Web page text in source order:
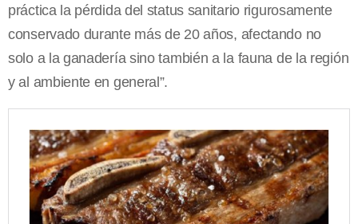
práctica la pérdida del status sanitario rigurosamente
conservado durante más de 20 años, afectando no
solo a la ganadería sino también a la fauna de la región
y al ambiente en general”.